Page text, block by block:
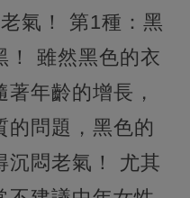
氣！ 第1種：黑
！ 雖然黑色的衣
年齡的增長，
的問題，黑色的
沉悶老氣！ 尤其